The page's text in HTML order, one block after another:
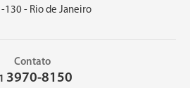
130 - Rio de Janeiro
Contato
3970-8150